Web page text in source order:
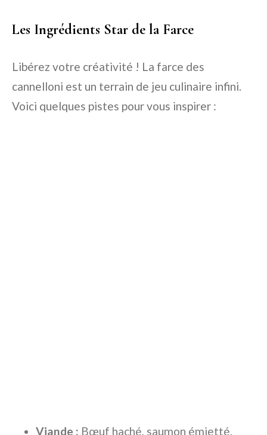
Les Ingrédients Star de la Farce
Libérez votre créativité ! La farce des
cannelloni est un terrain de jeu culinaire infini.
Voici quelques pistes pour vous inspirer :
Viande : Bœuf haché, saumon émietté,